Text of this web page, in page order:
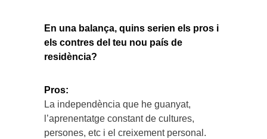
En una balança, quins serien els pros i
els contres del teu nou país de
residència?
Pros:
La independència que he guanyat,
l’aprenentatge constant de cultures,
persones, etc i el creixement personal.